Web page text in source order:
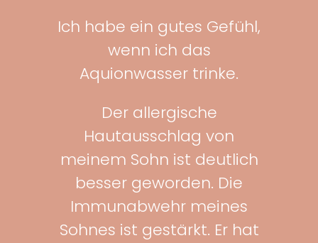
Ich habe ein gutes Gefühl,
wenn ich das
Aquionwasser trinke.
Der allergische
Hautausschlag von
meinem Sohn ist deutlich
besser geworden. Die
Immunabwehr meines
Sohnes ist gestärkt. Er hat